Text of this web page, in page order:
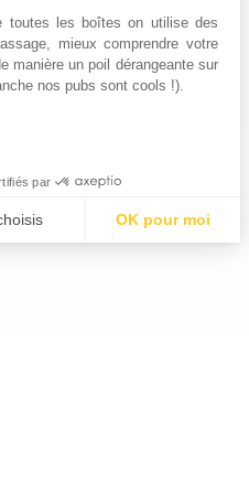
toutes les boîtes on utilise des
mieux comprendre votre
manière un poil dérangeante sur
nos pubs sont cools !).
par
OK pour moi
et de gérer vos